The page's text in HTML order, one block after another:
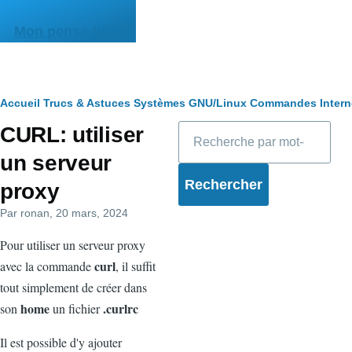
Mon pense-bête
Fil
d'Ariane
Accueil Trucs & Astuces Systèmes GNU/Linux Commandes
CURL: utiliser
un serveur
proxy
Par ronan , 20 mars, 2024
Pour utiliser un serveur proxy
avec la commandecurl, il suffit
tout simplement de créer dans
son homeun fichier.curlrc
Il est possible d'y ajouter